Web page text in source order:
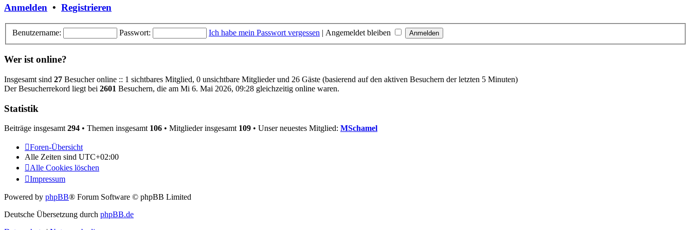
Anmelden • Registrieren
Benutzername: Passwort: Ich habe mein Passwort vergessen | Angemeldet bleiben
Wer ist online?
Insgesamt sind 27 Besucher online :: 1 sichtbares Mitglied, 0 unsichtbare Mitglieder und 26 Gäste (basierend auf den aktiven Besuchern der letzten 5 Minuten)
Der Besucherrekord liegt bei 2601 Besuchern, die am Mi 6. Mai 2026, 09:28 gleichzeitig online waren.
Statistik
Beiträge insgesamt 294 • Themen insgesamt 106 • Mitglieder insgesamt 109 • Unser neuestes Mitglied: MSchamel
Foren-Übersicht
Alle Zeiten sind UTC+02:00
Alle Cookies löschen
Impressum
Powered by phpBB® Forum Software © phpBB Limited
Deutsche Übersetzung durch phpBB.de